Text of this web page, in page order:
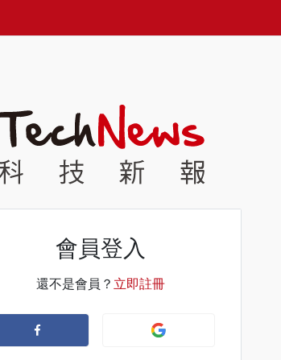
會員登入
還不是會員？ 立即註冊